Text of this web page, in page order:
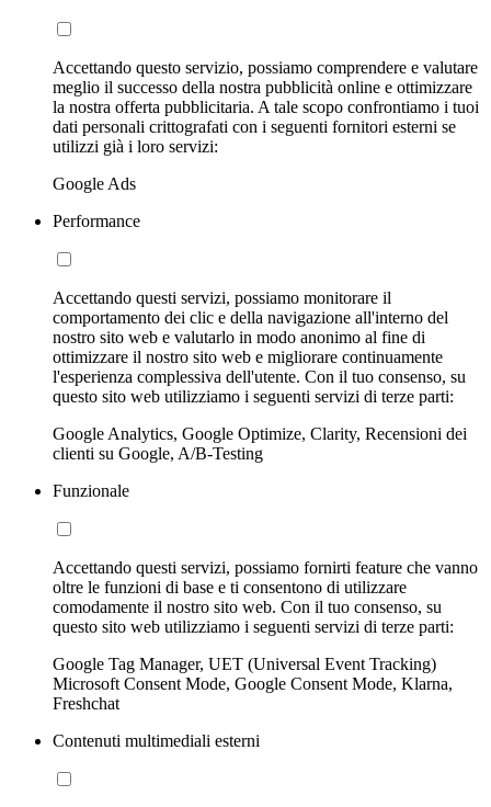
Accettando questo servizio, possiamo comprendere e valutare
meglio il successo della nostra pubblicità online e ottimizzare
la nostra offerta pubblicitaria. A tale scopo confrontiamo i tuoi
dati personali crittografati con i seguenti fornitori esterni se
utilizzi già i loro servizi:
Google Ads
Performance
Accettando questi servizi, possiamo monitorare il
comportamento dei clic e della navigazione all'interno del
nostro sito web e valutarlo in modo anonimo al fine di
ottimizzare il nostro sito web e migliorare continuamente
l'esperienza complessiva dell'utente. Con il tuo consenso, su
questo sito web utilizziamo i seguenti servizi di terze parti:
Google Analytics, Google Optimize, Clarity, Recensioni dei
clienti su Google, A/B-Testing
Funzionale
Accettando questi servizi, possiamo fornirti feature che vanno
oltre le funzioni di base e ti consentono di utilizzare
comodamente il nostro sito web. Con il tuo consenso, su
questo sito web utilizziamo i seguenti servizi di terze parti:
Google Tag Manager, UET (Universal Event Tracking)
Microsoft Consent Mode, Google Consent Mode, Klarna,
Freshchat
Contenuti multimediali esterni